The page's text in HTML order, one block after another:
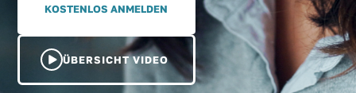
KOSTENLOS ANMELDEN
ÜBERSICHT VIDEO